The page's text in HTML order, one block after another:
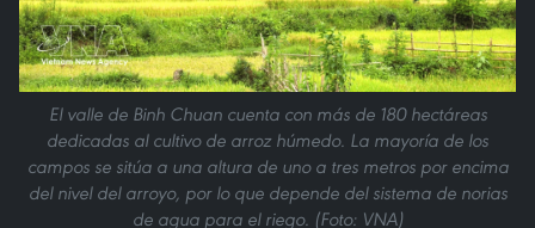
El valle de Binh Chuan cuenta con más de 180 hectáreas
dedicadas al cultivo de arroz húmedo. La mayoría de los
campos se sitúa a una altura de uno a tres metros por encima
del nivel del arroyo, por lo que depende del sistema de norias
de agua para el riego. (Foto: VNA)